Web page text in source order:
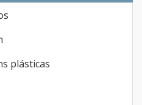
plásticas